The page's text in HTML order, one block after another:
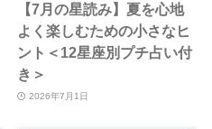
【7月の星読み】夏を心地
よく楽しむための小さなヒ
ント＜12星座別プチ占い付
き＞
2026年7月1日